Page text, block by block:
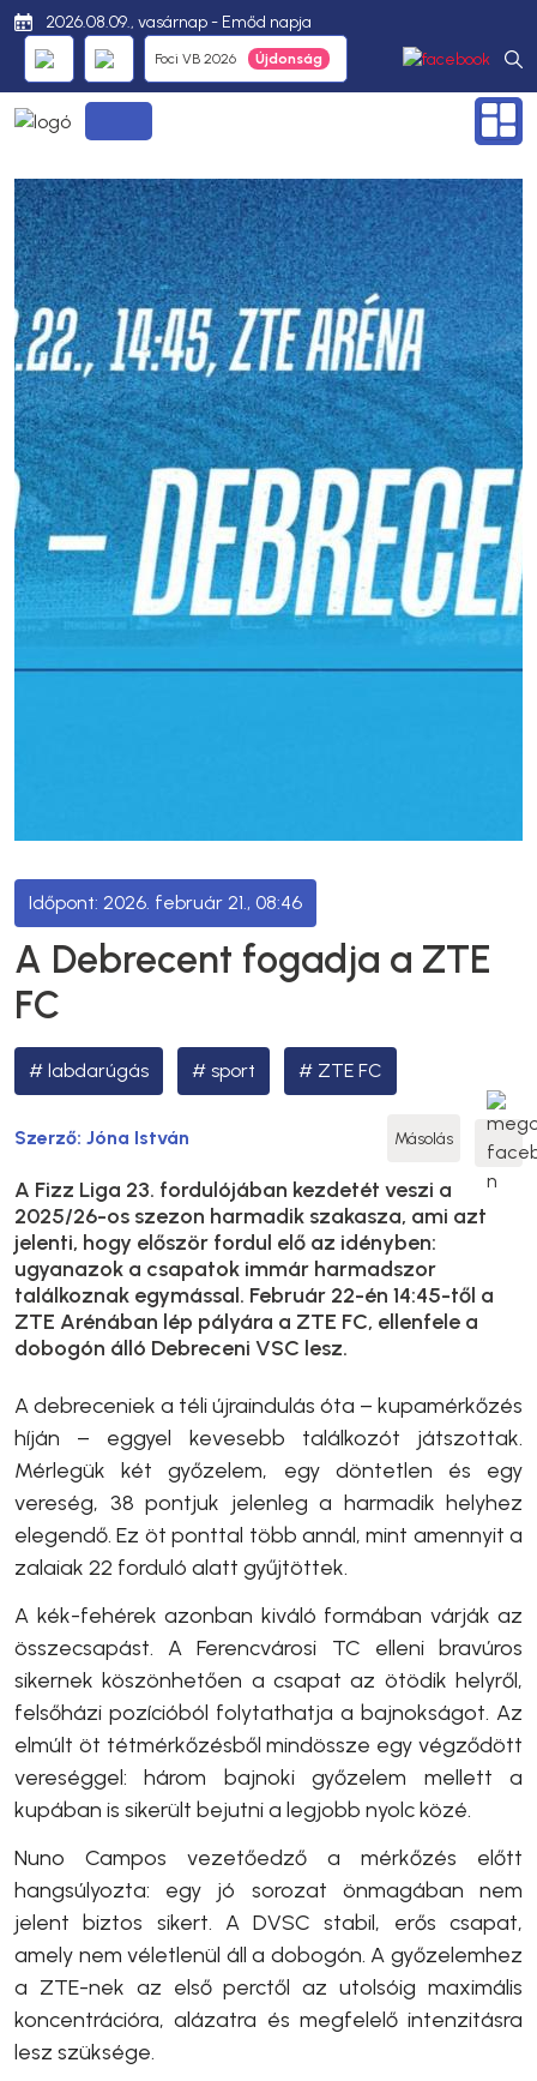
2026.08.09., vasárnap - Emőd napja
Foci VB 2026
2026. február 21., 08:46
A Debrecent fogadja a ZTE
FC
labdarúgás sport ZTE FC
Szerző: Jóna István Másolás
A Fizz Liga 23. fordulójában kezdetét veszi a
2025/26-os szezon harmadik szakasza, ami azt
jelenti, hogy először fordul elő az idényben:
ugyanazok a csapatok immár harmadszor
találkoznak egymással. Február 22-én 14:45-től a
ZTE Arénában lép pályára a ZTE FC, ellenfele a
dobogón álló Debreceni VSC lesz.
A debreceniek a téli újraindulás óta – kupamérkőzés
híján – eggyel kevesebb találkozót játszottak.
Mérlegük két győzelem, egy döntetlen és egy
vereség, 38 pontjuk jelenleg a harmadik helyhez
elegendő. Ez öt ponttal több annál, mint amennyit a
zalaiak 22 forduló alatt gyűjtöttek.
A kék-fehérek azonban kiváló formában várják az
összecsapást. A Ferencvárosi TC elleni bravúros
sikernek köszönhetően a csapat az ötödik helyről,
felsőházi pozícióból folytathatja a bajnokságot. Az
elmúlt öt tétmérkőzésből mindössze egy végződött
vereséggel: három bajnoki győzelem mellett a
kupában is sikerült bejutni a legjobb nyolc közé.
Nuno Campos vezetőedző a mérkőzés előtt
hangsúlyozta: egy jó sorozat önmagában nem
jelent biztos sikert. A DVSC stabil, erős csapat,
amely nem véletlenül áll a dobogón. A győzelemhez
a ZTE-nek az első perctől az utolsóig maximális
koncentrációra, alázatra és megfelelő intenzitásra
lesz szüksége.